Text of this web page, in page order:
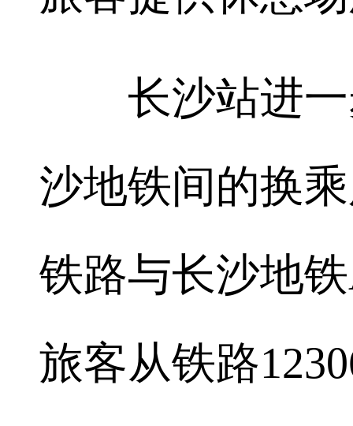
长沙站进一
沙地铁间的换
铁路与长沙地
旅客从铁路